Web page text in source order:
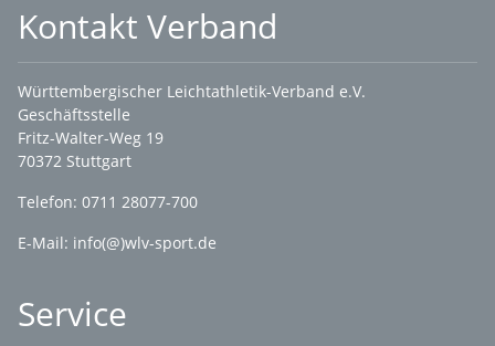
Kontakt Verband
Württembergischer Leichtathletik-Verband e.V.
Geschäftsstelle
Fritz-Walter-Weg 19
70372 Stuttgart
Telefon: 0711 28077-700
E-Mail: info(@)wlv-sport.de
Service